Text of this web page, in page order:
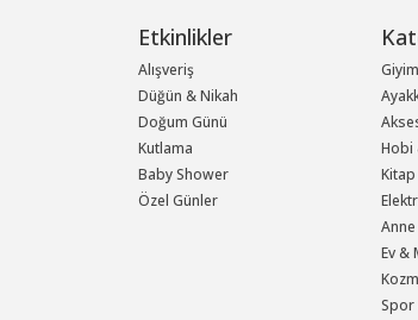
Etkinlikler
Alışveriş
Düğün & Nikah
Doğum Günü
Kutlama
Baby Shower
Özel Günler
Giyim
Hobi
Kitap
Ev &